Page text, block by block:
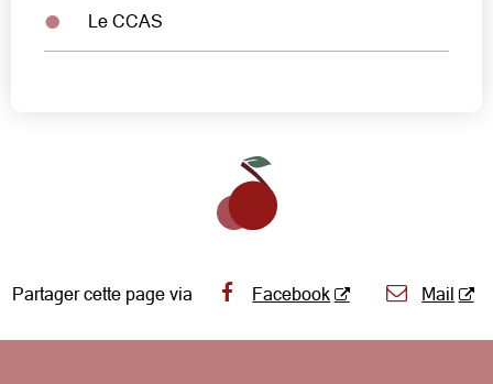
Le CCAS
Partager cette page via Facebook Mail